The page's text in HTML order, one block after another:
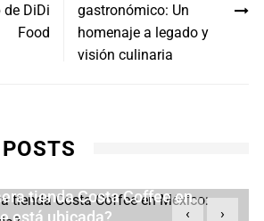
DiDi
Food
gastronómico: Un
homenaje a legado y
visión culinaria
tienda Costa Coffee en
está ubicada?
‹ ›